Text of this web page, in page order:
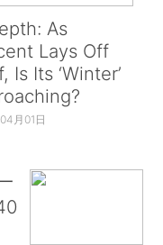
As
Lays Off
Is Its ‘Winter’
月01日